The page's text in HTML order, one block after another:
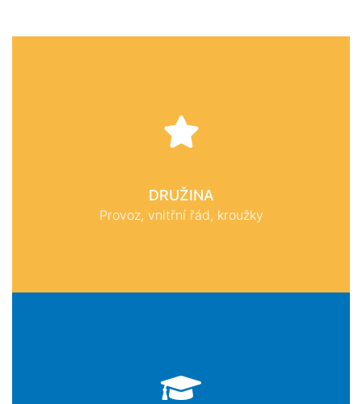
DRUŽINA
Provoz, vnitřní řád, kroužky